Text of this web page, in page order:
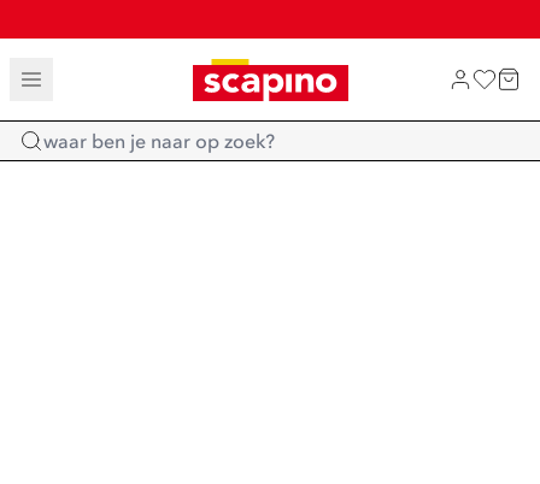
TOT 70% KORTING OP SALE
SALE: LAATSTE KANS!
SHOP NIEUW
Home